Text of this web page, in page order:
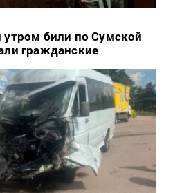
били по Сумской
гражданские